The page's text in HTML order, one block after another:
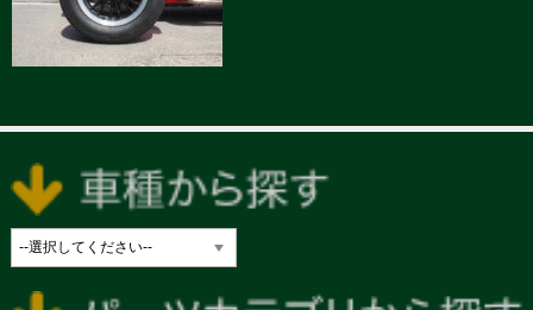
GOODS & ACCESSORIES